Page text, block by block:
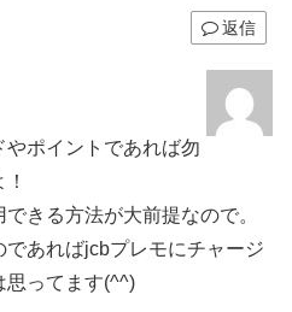
返信
ポイントであれば勿
きる方法が大前提なので。
あればjcbプレモにチャージ
思ってます(^^)